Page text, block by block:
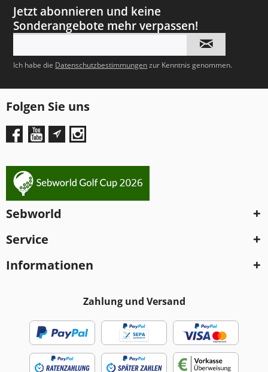
Jetzt abonnieren und keine
Sonderangebote mehr verpassen!
Ich habe die Datenschutzbestimmungenzur Kenntnis genommen.
Folgen Sie uns
Sebworld
Service
Informationen
Zahlung und Versand